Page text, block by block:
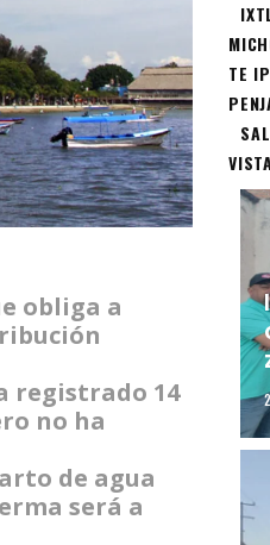
obliga a
registrado 14
no ha
de agua
será a
TE